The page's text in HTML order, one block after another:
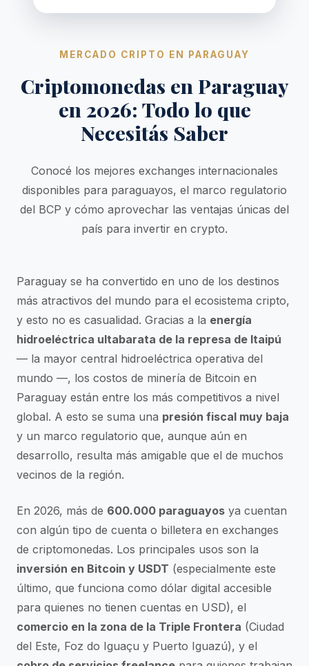
MERCADO CRIPTO EN PARAGUAY
Criptomonedas en Paraguay
en 2026: Todo lo que
Necesitás Saber
Conocé los mejores exchanges internacionales
disponibles para paraguayos, el marco regulatorio
del BCP y cómo aprovechar las ventajas únicas del
país para invertir en crypto.
Paraguay se ha convertido en uno de los destinos
más atractivos del mundo para el ecosistema cripto,
y esto no es casualidad. Gracias a la energía
hidroeléctrica ultabarata de la represa de Itaipú
— la mayor central hidroeléctrica operativa del
mundo —, los costos de minería de Bitcoin en
Paraguay están entre los más competitivos a nivel
global. A esto se suma una presión fiscal muy baja
y un marco regulatorio que, aunque aún en
desarrollo, resulta más amigable que el de muchos
vecinos de la región.
En 2026, más de 600.000 paraguayos ya cuentan
con algún tipo de cuenta o billetera en exchanges
de criptomonedas. Los principales usos son la
inversión en Bitcoin y USDT (especialmente este
último, que funciona como dólar digital accesible
para quienes no tienen cuentas en USD), el
comercio en la zona de la Triple Frontera (Ciudad
del Este, Foz do Iguaçu y Puerto Iguazú), y el